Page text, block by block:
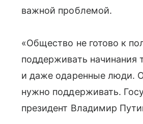
важной проблемой.
«Общество не готово к
поддерживать
и даже одаренные люди.
нужно поддерживать.
президент Владимир